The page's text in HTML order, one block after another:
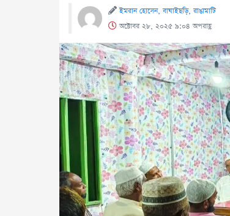
ইমরান হোসেন, বাঘাইছড়ি, রাঙামাটি
অক্টোবর ২৮, ২০২৫ ৯:০৪ অপরাহ্ণ